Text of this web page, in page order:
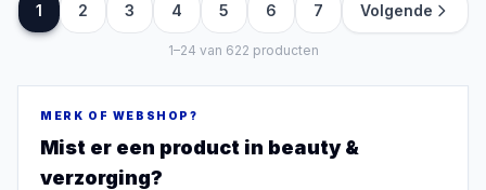
1 2 3 4 5 6 7 Volgende
1–24 van 622 producten
MERK OF WEBSHOP?
Mist er een product in beauty &
verzorging?